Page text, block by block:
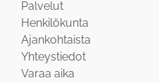
Palvelut
Henkilökunta
Ajankohtaista
Yhteystiedot
Varaa aika